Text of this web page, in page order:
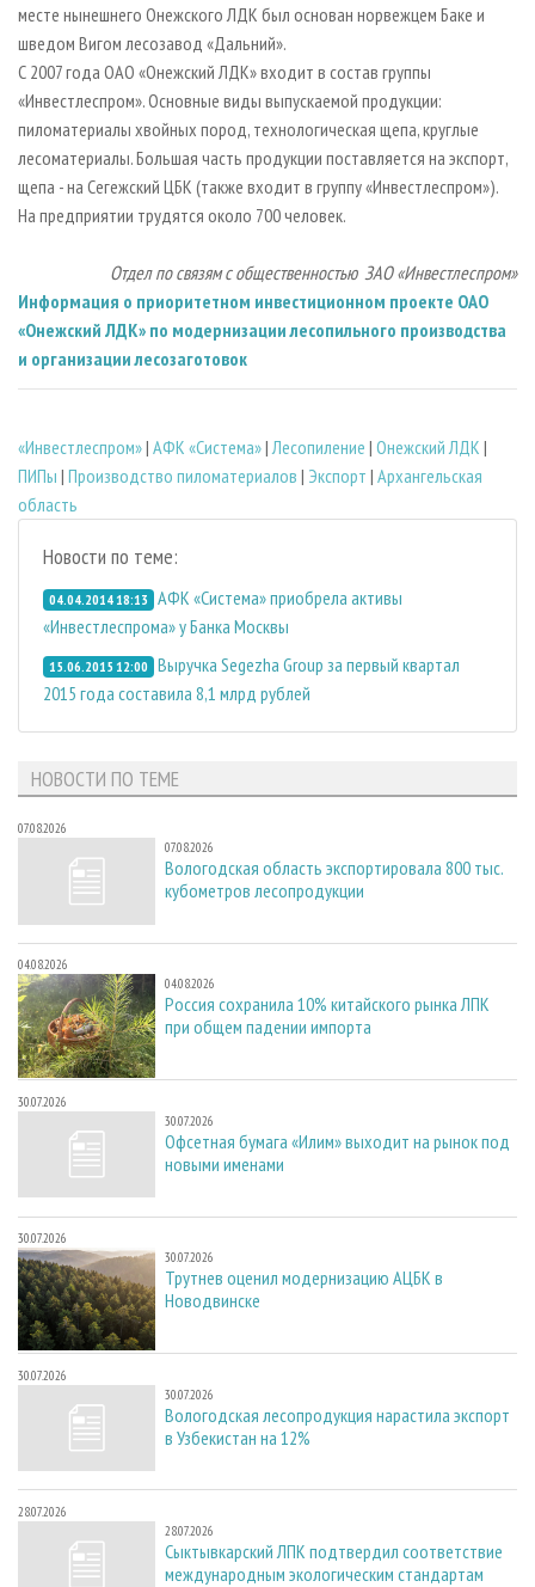
месте нынешнего Онежского ЛДК был основан норвежцем Баке и
шведом Вигом лесозавод «Дальний».
С 2007 года ОАО «Онежский ЛДК» входит в состав группы
«Инвестлеспром». Основные виды выпускаемой продукции:
пиломатериалы хвойных пород, технологическая щепа, круглые
лесоматериалы. Большая часть продукции поставляется на экспорт,
щепа - на Сегежский ЦБК (также входит в группу «Инвестлеспром»).
На предприятии трудятся около 700 человек.
Отдел по связям с общественностью ЗАО «Инвестлеспром»
Информация о приоритетном инвестиционном проекте ОАО
«Онежский ЛДК» по модернизации лесопильного производства
и организации лесозаготовок
«Инвестлеспром»| АФК «Система»|Лесопиление | Онежский ЛДК |
ПИПы | Производство пиломатериалов | Экспорт | Архангельская
область
Новости по теме:
04.04.2014 18:13 АФК «Система» приобрела активы
«Инвестлеспрома» у Банка Москвы
15.06.2015 12:00 Выручка Segezha Group за первый квартал
2015 года составила 8,1 млрд рублей
НОВОСТИ ПО ТЕМЕ
07.08.2026
07.08.2026
Вологодская область экспортировала 800 тыс.
кубометров лесопродукции
04.08.2026
04.08.2026
Россия сохранила 10% китайского рынка ЛПК
при общем падении импорта
30.07.2026
30.07.2026
Офсетная бумага «Илим» выходит на рынок под
новыми именами
30.07.2026
30.07.2026
Трутнев оценил модернизацию АЦБК в
Новодвинске
30.07.2026
30.07.2026
Вологодская лесопродукция нарастила экспорт
в Узбекистан на 12%
28.07.2026
28.07.2026
Сыктывкарский ЛПК подтвердил соответствие
международным экологическим стандартам